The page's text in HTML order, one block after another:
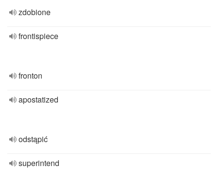
zdobione
frontispiece
fronton
apostatized
odstąpić
superintend